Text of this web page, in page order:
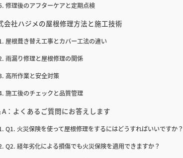
修理後のアフターケアと定期点検
会社ハジメの屋根修理方法と施工技術
屋根葺き替え工事とカバー工法の違い
雨漏り修理と屋根修理の関係
高所作業と安全対策
施工後のチェックと品質管理
A：よくあるご質問にお答えします
Q1. 火災保険を使って屋根修理をするにはどうすればいいですか？
Q2. 経年劣化による損傷でも火災保険を適用できますか？